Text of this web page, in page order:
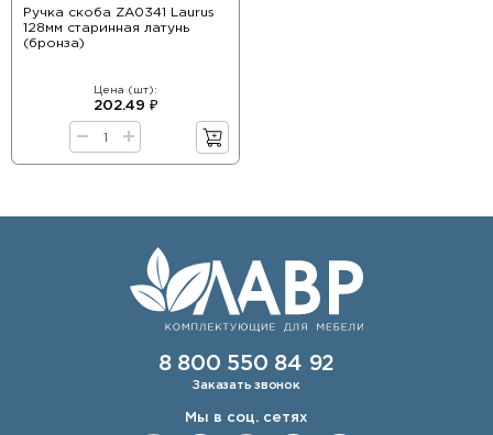
Ручка скоба ZA0341 Laurus
128мм старинная латунь
(бронза)
Цена (шт):
202.49 ₽
8 800 550 84 92
Заказать звонок
Мы в соц. сетях